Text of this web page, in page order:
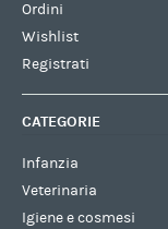
Ordini
Wishlist
Registrati
CATEGORIE
Infanzia
Veterinaria
Igiene e cosmesi